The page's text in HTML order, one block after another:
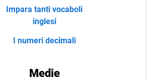
Impara tanti vocaboli
inglesi
I numeri decimali
Medie